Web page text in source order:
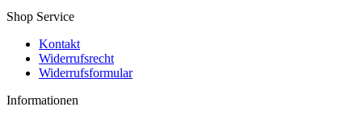
Shop Service
Kontakt
Widerrufsrecht
Widerrufsformular
Informationen